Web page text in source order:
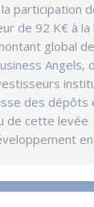
participation
de 92 K€ à
global
Angels,
des dépôts
de cette